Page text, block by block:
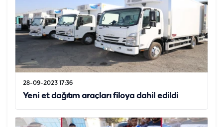
28-09-2023 17:36
Yeni et dağıtım araçları filoya dahil edildi